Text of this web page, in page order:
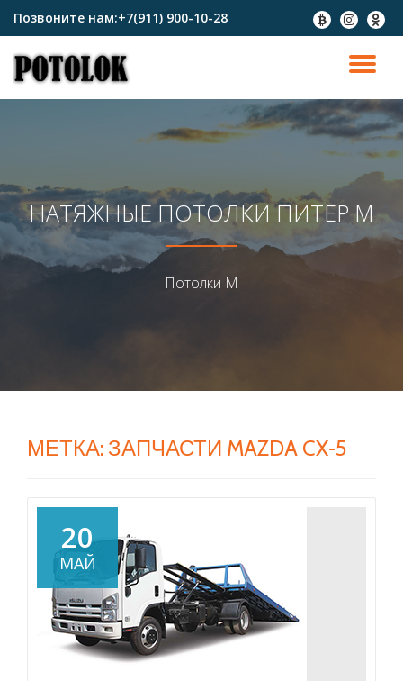
содержимому
Позвоните нам:+7(911) 900-10-28
fa-
btc
fa-
instagram
fa-
НАТЯЖНЫЕ ПОТОЛКИ ПИТЕР М
Потолки М
МЕТКА: ЗАПЧАСТИ MAZDA CX‑5
20
МАЙ